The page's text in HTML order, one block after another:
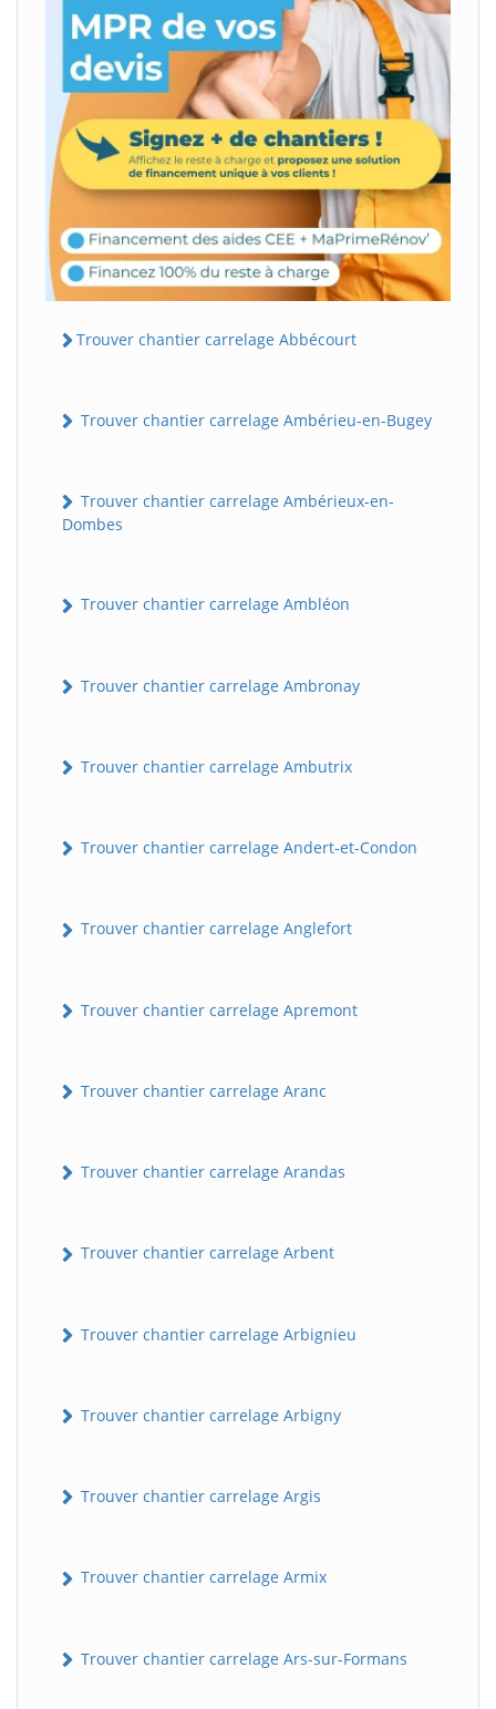
Trouver chantier carrelage Abbécourt
Trouver chantier carrelage Ambérieu-en-Bugey
Trouver chantier carrelage Ambérieux-en-
Dombes
Trouver chantier carrelage Ambléon
Trouver chantier carrelage Ambronay
Trouver chantier carrelage Ambutrix
Trouver chantier carrelage Andert-et-Condon
Trouver chantier carrelage Anglefort
Trouver chantier carrelage Apremont
Trouver chantier carrelage Aranc
Trouver chantier carrelage Arandas
Trouver chantier carrelage Arbent
Trouver chantier carrelage Arbignieu
Trouver chantier carrelage Arbigny
Trouver chantier carrelage Argis
Trouver chantier carrelage Armix
Trouver chantier carrelage Ars-sur-Formans